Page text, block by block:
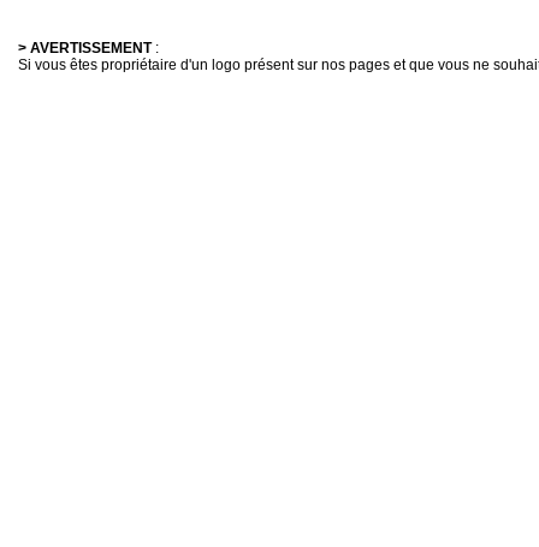
> AVERTISSEMENT:
Si vous êtes propriétaire d'un logo présent sur nos pages et que vous ne